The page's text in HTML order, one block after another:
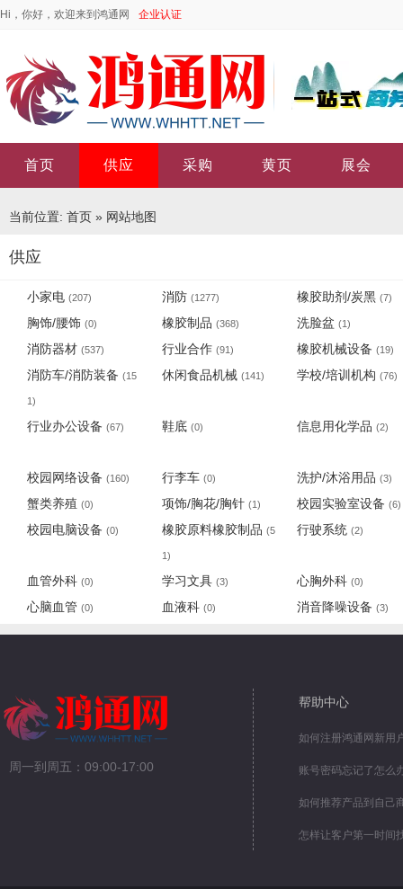
Hi，你好，欢迎来到鸿通网 企业认证
首页 供应 采购 黄页 展会
当前位置: 首页 » 网站地图
供应
小家电 (207) 消防 (1277) 橡胶助剂/炭黑 (7)
胸饰/腰饰 (0) 橡胶制品 (368) 洗脸盆 (1)
消防器材 (537) 行业合作 (91) 橡胶机械设备 (19)
消防车/消防装备 (15
1)
休闲食品机械 (141) 学校/培训机构 (76)
行业办公设备 (67) 鞋底 (0) 信息用化学品 (2)
校园网络设备 (160) 行李车 (0) 洗护/沐浴用品 (3)
蟹类养殖 (0) 项饰/胸花/胸针 (1) 校园实验室设备 (6)
校园电脑设备 (0) 橡胶原料橡胶制品 (5
1)
行驶系统 (2)
血管外科 (0) 学习文具 (3) 心胸外科 (0)
心脑血管 (0) 血液科 (0) 消音降噪设备 (3)
周一到周五：09:00-17:00
帮助中心
如何注册鸿通网新用
账号密码忘记了怎么
如何推荐产品到自己
怎样让客户第一时间